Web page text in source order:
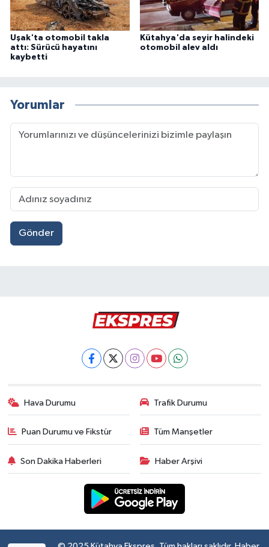
Uşak'ta otomobil takla
attı: Sürücü hayatını
kaybetti
Kütahya'da seyir halindeki
otomobil alev aldı
Yorumlar
Gönder
Hava Durumu Trafik Durumu
Puan Durumu ve Fikstür Tüm Manşetler
Son Dakika Haberleri Haber Arşivi